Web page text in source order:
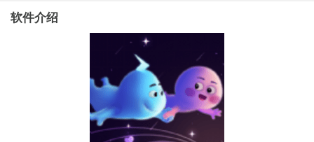
软件介绍